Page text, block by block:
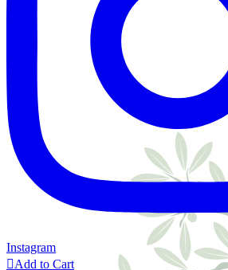
Instagram
Add to Cart